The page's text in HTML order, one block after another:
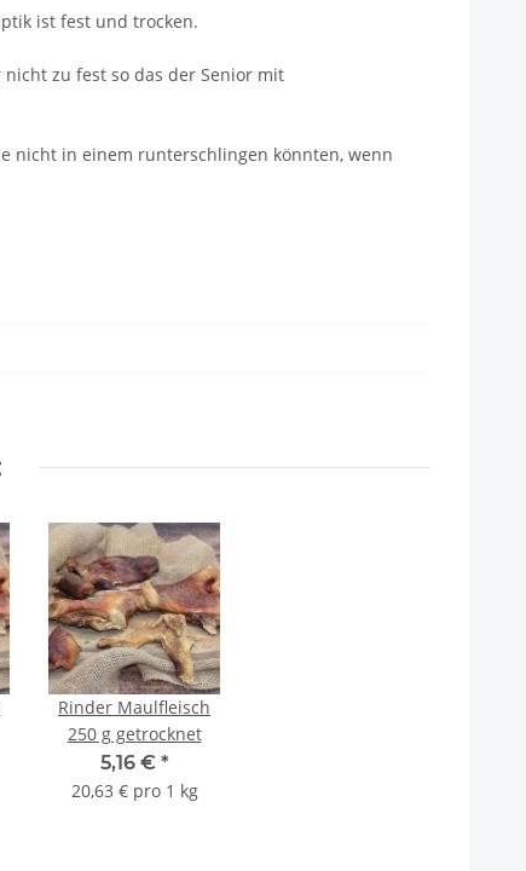
ist fest und trocken.
zu fest so das der Senior mit
nicht in einem runterschlingen könnten, wenn
Rinder Maulfleisch
250 g getrocknet
5,16 € *
20,63 € pro 1 kg